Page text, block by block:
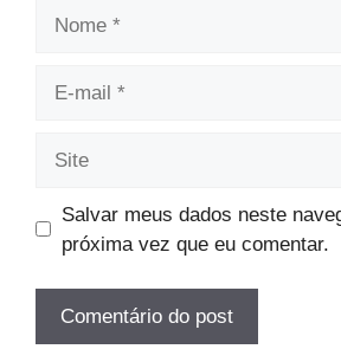
Salvar meus dados neste
próxima vez que eu comentar.